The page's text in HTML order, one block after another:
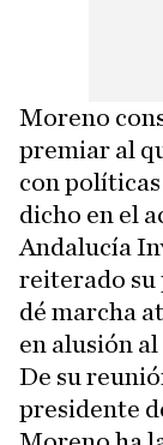
Moreno
premiar al
con
dicho en el
Andalucía
reiterado su
dé marcha
en alusión
De su
presidente